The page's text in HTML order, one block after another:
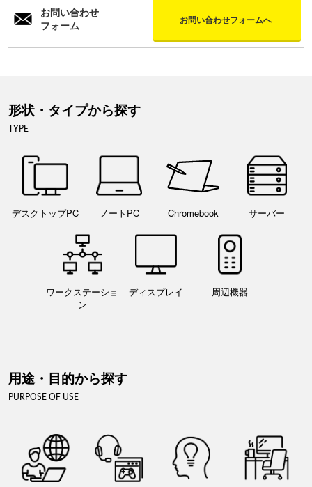
お問い合わせ
フォーム
お問い合わせフォームへ
形状・タイプから探す
TYPE
デスクトップPC ノートPC Chromebook サーバー
ワークステーショ
ン
ディスプレイ 周辺機器
用途・目的から探す
PURPOSE OF USE